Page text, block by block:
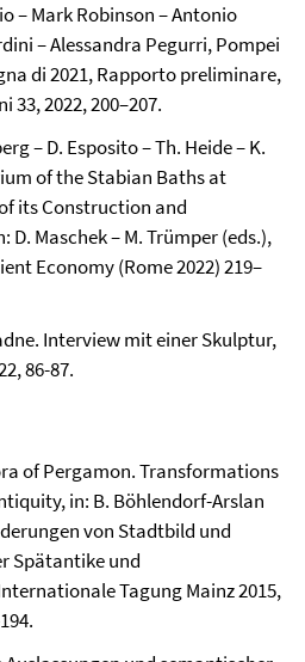
– Mark Robinson – Antonio
– Alessandra Pegurri, Pompei
di 2021, Rapporto preliminare,
2022, 200–207.
– D. Esposito – Th. Heide – K.
of the Stabian Baths at
its Construction and
D. Maschek – M. Trümper (eds.),
Economy (Rome 2022) 219–
Interview mit einer Skulptur,
86-87.
of Pergamon. Transformations
in: B. Böhlendorf-Arslan
von Stadtbild und
Spätantike und
Tagung Mainz 2015,